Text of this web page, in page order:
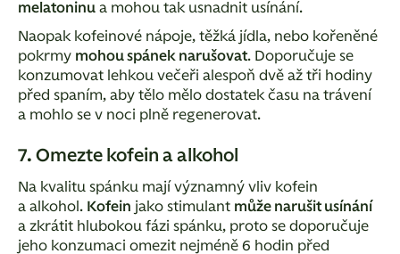
melatoninu a mohou tak usnadnit usínání.
Naopak kofeinové nápoje, těžká jídla, nebo kořeněné
pokrmy mohou spánek narušovat. Doporučuje se
konzumovat lehkou večeři alespoň dvě až tři hodiny
před spaním, aby tělo mělo dostatek času na trávení
a mohlo se v noci plně regenerovat.
7. Omezte kofein a alkohol
Na kvalitu spánku mají významný vliv kofein
a alkohol. Kofein jako stimulant může narušit usínání
a zkrátit hlubokou fázi spánku, proto se doporučuje
jeho konzumaci omezit nejméně 6 hodin před